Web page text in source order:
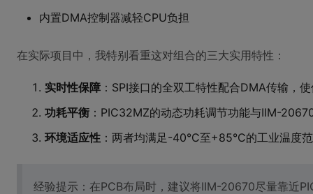
内置DMA控制器减轻CPU负担
在实际项目中，我特别看重这对组合的三大实用特性：
实时性保障 ：SPI接口的全双工特性配合DMA传输，
功耗平衡 ：PIC32MZ的动态功耗调节功能与IIM-
环境适应性 ：两者均满足-40°C至+85°C的工业温度
经验提示：在PCB布局时，建议将IIM-20670尽量靠近